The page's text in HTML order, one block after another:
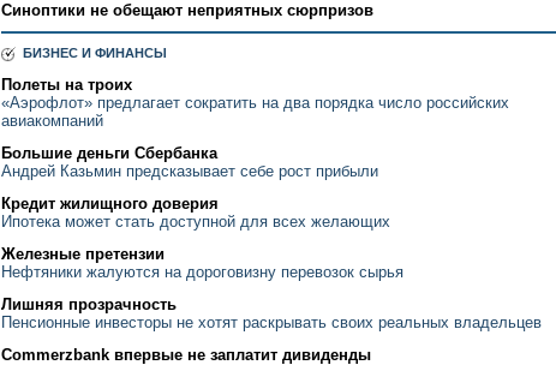
Синоптики не обещают неприятных сюрпризов
БИЗНЕС И ФИНАНСЫ
Полеты на троих
«Аэрофлот» предлагает сократить на два порядка число российских
авиакомпаний
Большие деньги Сбербанка
Андрей Казьмин предсказывает себе рост прибыли
Кредит жилищного доверия
Ипотека может стать доступной для всех желающих
Железные претензии
Нефтяники жалуются на дороговизну перевозок сырья
Лишняя прозрачность
Пенсионные инвесторы не хотят раскрывать своих реальных владельцев
Commerzbank впервые не заплатит дивиденды